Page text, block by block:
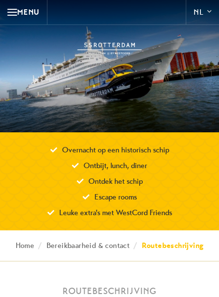
MENU
Overnacht op een historisch schip
Ontbijt, lunch, diner
Ontdek het schip
Escape rooms
Leuke extra's met WestCord Friends
Home / Bereikbaarheid & contact / Routebeschrijving
ROUTEBESCHRIJVING